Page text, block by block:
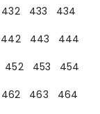
432 433
434
442 443
444
452 453
454
462 463
464